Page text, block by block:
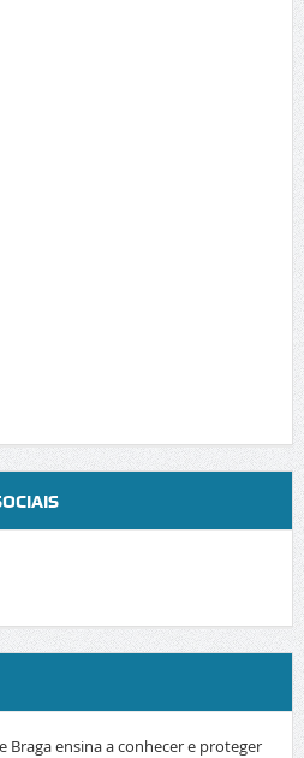
Braga ensina a conhecer e proteger